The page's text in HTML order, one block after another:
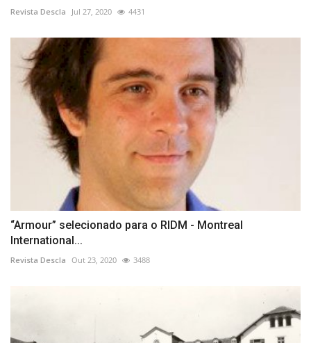
Revista Descla Jul 27, 2020 4431
“Armour” selecionado para o RIDM - Montreal
International...
Revista Descla Out 23, 2020 3488